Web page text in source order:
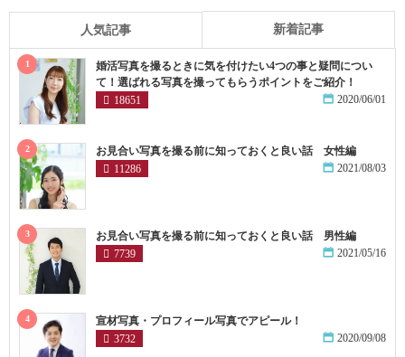
人気記事 新着記事
1
婚活写真を撮るときに気を付けたい4つの事と疑問につい
て！選ばれる写真を撮ってもらうポイントをご紹介！
18651
2020/06/01
2
お見合い写真を撮る前に知っておくと良い話 女性編
11286
2021/08/03
3
お見合い写真を撮る前に知っておくと良い話 男性編
7739
2021/05/16
4
宣材写真・プロフィール写真でアピール！
3732
2020/09/08